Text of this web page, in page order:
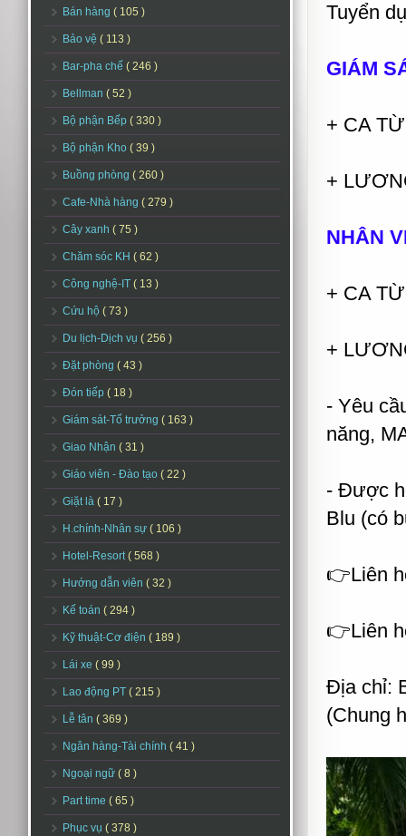
Bán hàng ( 105 )
Bảo vệ ( 113 )
Bar-pha chế ( 246 )
Bellman ( 52 )
Bộ phận Bếp ( 330 )
Bộ phận Kho ( 39 )
Buồng phòng ( 260 )
Cafe-Nhà hàng ( 279 )
Cây xanh ( 75 )
Chăm sóc KH ( 62 )
Công nghệ-IT ( 13 )
Cứu hộ ( 73 )
Du lịch-Dịch vụ ( 256 )
Đặt phòng ( 43 )
Đón tiếp ( 18 )
Giám sát-Tổ trưởng ( 163 )
Giao Nhận ( 31 )
Giáo viên - Đào tạo ( 22 )
Giặt là ( 17 )
H.chính-Nhân sự ( 106 )
Hotel-Resort( 568 )
Hướng dẫn viên ( 32 )
Kế toán ( 294 )
Kỹ thuật-Cơ điện ( 189 )
Lái xe ( 99 )
Lao động PT ( 215 )
Lễ tân ( 369 )
Ngân hàng-Tài chính ( 41 )
Ngoại ngữ ( 8 )
Part time ( 65 )
Phục vụ ( 378 )
Tuyển
GIÁM
+ CA
+
NHÂN
+ CA
+
- Yêu
năng,
- Được
Blu (có
👉Liên
👉Liên
Địa chỉ:
(Chung